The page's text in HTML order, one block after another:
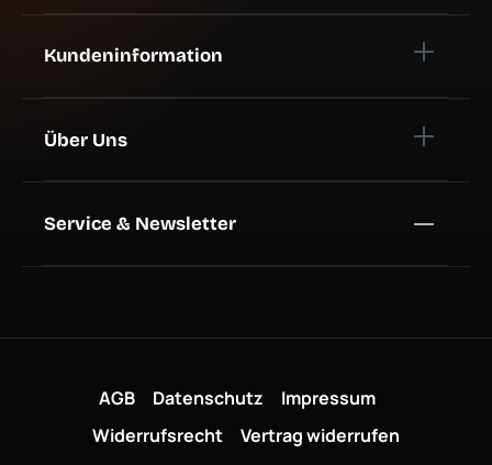
Kundeninformation
Über Uns
Service & Newsletter
AGB Datenschutz
Impressum
Widerrufsrecht
Vertrag widerrufen